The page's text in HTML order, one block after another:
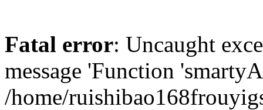
Fatal error: Uncaught
message 'Function
/home/